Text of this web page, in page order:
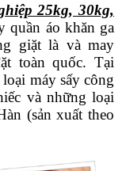
25kg, 30kg,
quần áo khăn ga
giặt là và may
toàn quốc. Tại
máy sấy công
và những loại
(sản xuất theo